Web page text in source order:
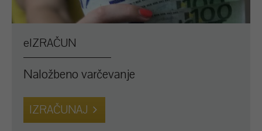
eIZRAČUN
Naložbeno varčevanje
IZRAČUNAJ